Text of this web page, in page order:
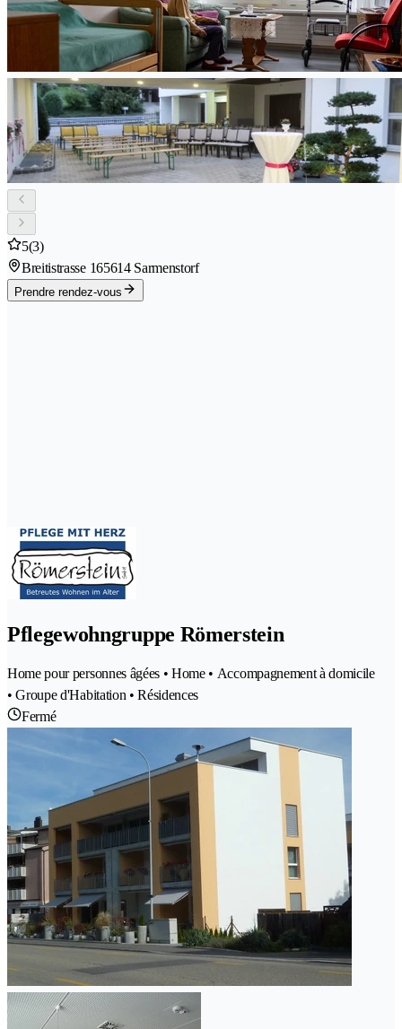
5(3)
Breitistrasse 165614 Sarmenstorf
Prendre rendez-vous
Pflegewohngruppe Römerstein
Home pour personnes âgées • Home • Accompagnement à domicile
• Groupe d'Habitation • Résidences
Fermé